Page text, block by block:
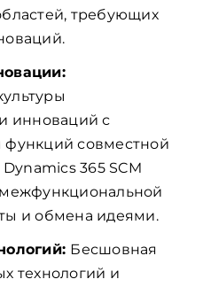
требующих
инноваций с
функций совместной
365 SCM
и обмена идеями.
Бесшовная
технологий и